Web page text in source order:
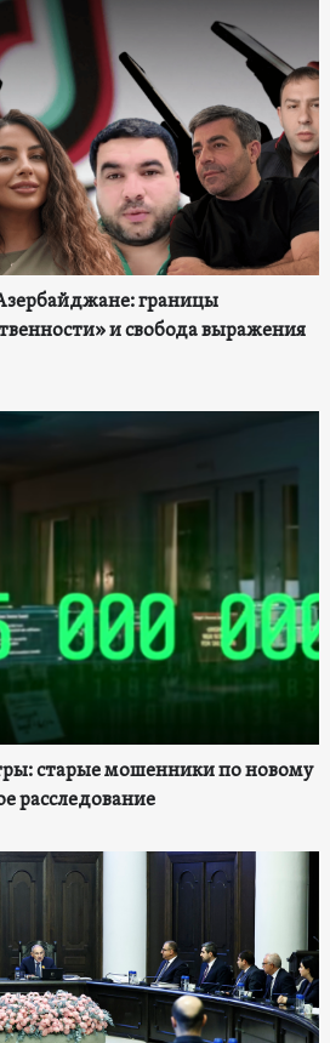
границы
и свобода выражения
старые мошенники по новому
расследование